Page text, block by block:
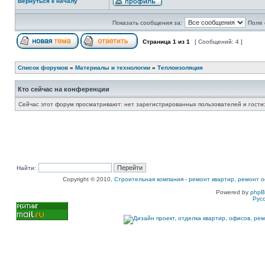
Показать сообщения за: Поле
Страница 1 из 1 [ Сообщений: 4 ]
Список форумов » Материалы и технологии » Теплоизоляция
Кто сейчас на конференции
Сейчас этот форум просматривают: нет зарегистрированных пользователей и
Найти:
Copyright © 2010, Строительная компания - ремонт квартир, ремонт
Powered by